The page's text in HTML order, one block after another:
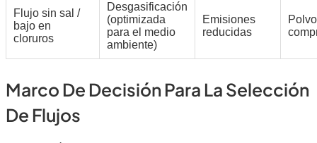
Flujo sin sal /
bajo en
cloruros
Desgasificación
(optimizada
para el medio
ambiente)
Emisiones
reducidas
Marco De Decisión Para La Selección
De Flujos